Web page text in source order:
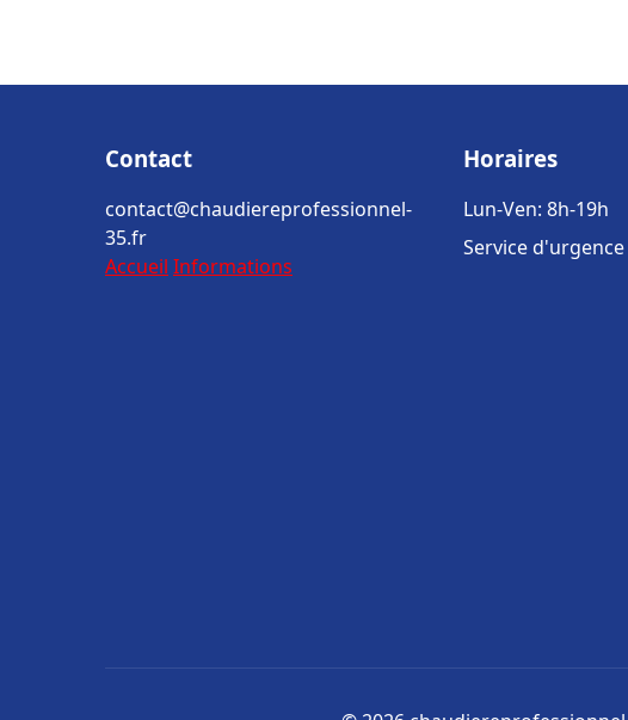
Contact
contact@chaudiereprofessionnel-
35.fr
Accueil Informations
Horaires
Lun-Ven: 8h-19h
Service